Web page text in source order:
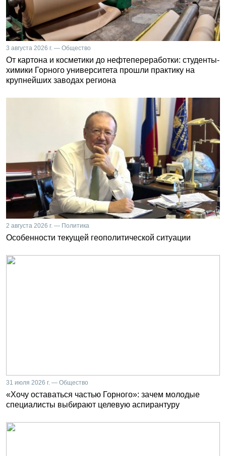
3 августа 2026 г. — Общество
От картона и косметики до нефтепереработки: студенты-
химики Горного университета прошли практику на
крупнейших заводах региона
2 августа 2026 г. — Политика
Особенности текущей геополитической ситуации
31 июля 2026 г. — Общество
«Хочу оставаться частью Горного»: зачем молодые
специалисты выбирают целевую аспирантуру